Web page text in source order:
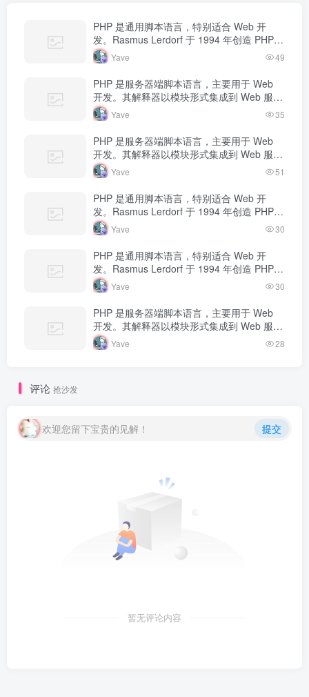
PHP 是通用脚本语言，特别适合 Web 开
发。Rasmus Lerdorf 于 1994 年创造 PHP，
最初用于追踪个人简历访问量。如今 PHP 驱
动…
Yave 49
PHP 是服务器端脚本语言，主要用于 Web
开发。其解释器以模块形式集成到 Web 服务
器中，当收到请求时执行 PHP 代码，生成动
态内容返回给客户端。
Yave 35
PHP 是服务器端脚本语言，主要用于 Web
开发。其解释器以模块形式集成到 Web 服务
器中，当收到请求时执行 PHP 代码，生成动
态内容返回给客户端。
Yave 51
PHP 是通用脚本语言，特别适合 Web 开
发。Rasmus Lerdorf 于 1994 年创造 PHP，
最初用于追踪个人简历访问量。如今 PHP 驱
动…
Yave 30
PHP 是通用脚本语言，特别适合 Web 开
发。Rasmus Lerdorf 于 1994 年创造 PHP，
最初用于追踪个人简历访问量。如今 PHP 驱
动…
Yave 30
PHP 是服务器端脚本语言，主要用于 Web
开发。其解释器以模块形式集成到 Web 服务
器中，当收到请求时执行 PHP 代码，生成动
态内容返回给客户端。
Yave 28
评论 抢沙发
欢迎您留下宝贵的见解！ 提交
暂无评论内容